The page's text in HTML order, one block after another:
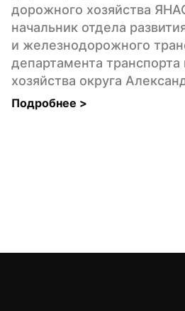
дорожного хозяйства
начальник отдела
и железнодорожного
департамента
хозяйства округа
Подробнее >